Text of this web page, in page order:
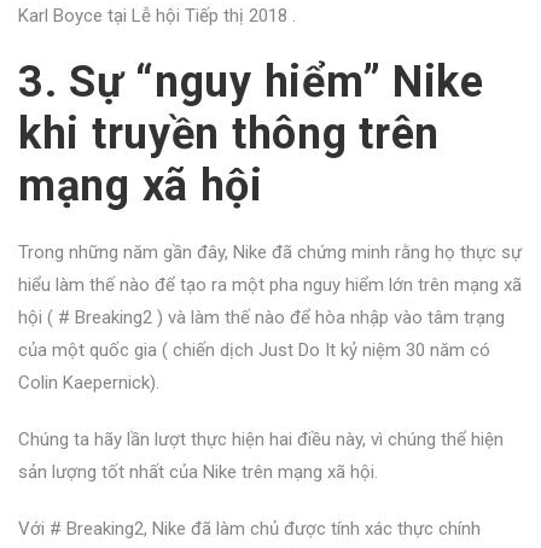
Karl Boyce tại Lễ hội Tiếp thị 2018 .
3. Sự “nguy hiểm” Nike
khi truyền thông trên
mạng xã hội
Trong những năm gần đây, Nike đã chứng minh rằng họ thực sự
hiểu làm thế nào để tạo ra một pha nguy hiểm lớn trên mạng xã
hội ( # Breaking2 ) và làm thế nào để hòa nhập vào tâm trạng
của một quốc gia ( chiến dịch Just Do It kỷ niệm 30 năm có
Colin Kaepernick).
Chúng ta hãy lần lượt thực hiện hai điều này, vì chúng thể hiện
sản lượng tốt nhất của Nike trên mạng xã hội.
Với # Breaking2, Nike đã làm chủ được tính xác thực chính